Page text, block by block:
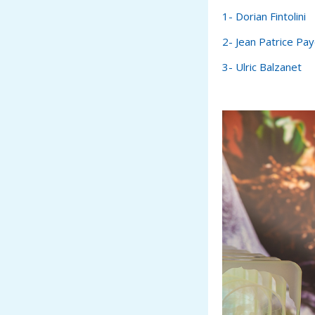
1- Dorian Fintolini
2- Jean Patrice
3- Ulric Balzanet